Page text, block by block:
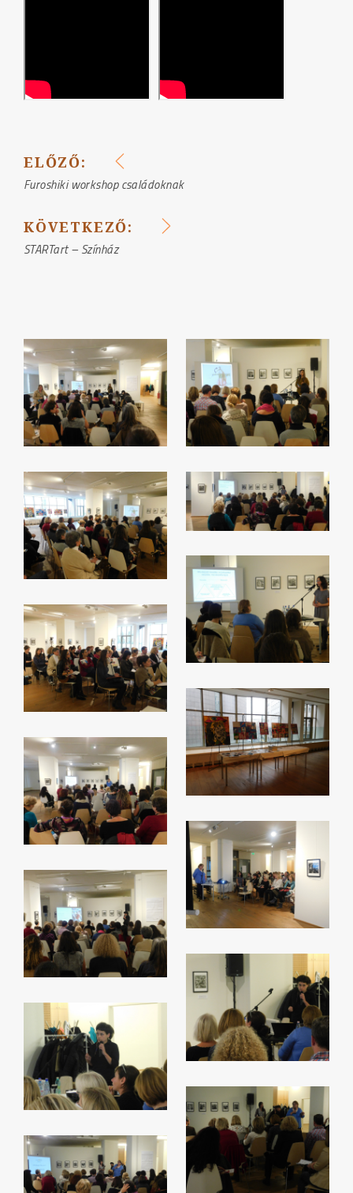
BEJEGYZÉS
NAVIGÁCIÓ
ELŐZŐ:
Furoshiki workshop családoknak
KÖVETKEZŐ:
STARTart – Színház